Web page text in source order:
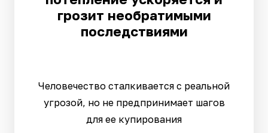
грозит необратимыми
последствиями
Человечество сталкивается с реальной
угрозой, но не предпринимает шагов
для ее купирования